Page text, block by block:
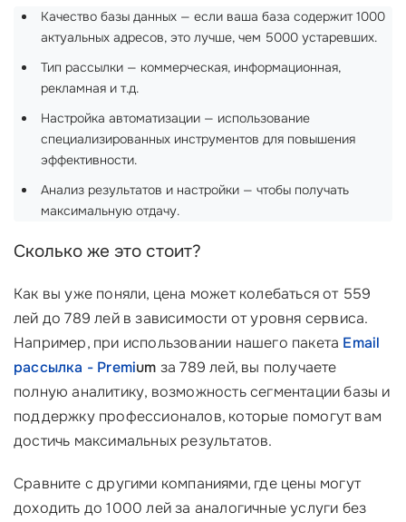
Качество базы данных — если ваша база содержит 1000
актуальных адресов, это лучше, чем 5000 устаревших.
Тип рассылки — коммерческая, информационная,
рекламная и т.д.
Настройка автоматизации — использование
специализированных инструментов для повышения
эффективности.
Анализ результатов и настройки — чтобы получать
максимальную отдачу.
Сколько же это стоит?
Как вы уже поняли, цена может колебаться от 559
лей до 789 лей в зависимости от уровня сервиса.
Например, при использовании нашего пакета Email
рассылка - Premium за 789 лей, вы получаете
полную аналитику, возможность сегментации базы и
поддержку профессионалов, которые помогут вам
достичь максимальных результатов.
Сравните с другими компаниями, где цены могут
доходить до 1000 лей за аналогичные услуги без